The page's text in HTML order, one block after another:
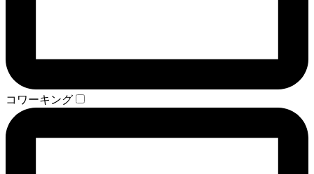
コワーキング